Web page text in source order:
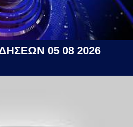
05 08 2026